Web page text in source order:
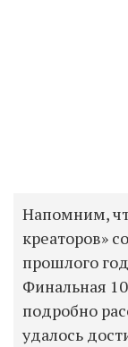
Напомним,
креаторов»
прошлого
Финальная
подробно
удалось